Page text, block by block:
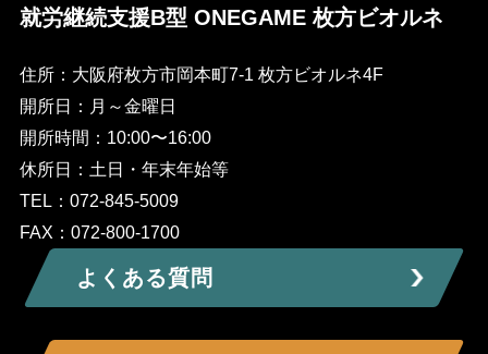
就労継続支援B型 ONEGAME 枚方ビオルネ
住所：大阪府枚方市岡本町7-1 枚方ビオルネ4F
開所日：月～金曜日
開所時間：10:00〜16:00
休所日：土日・年末年始等
TEL：072-845-5009
FAX：072-800-1700
よくある質問